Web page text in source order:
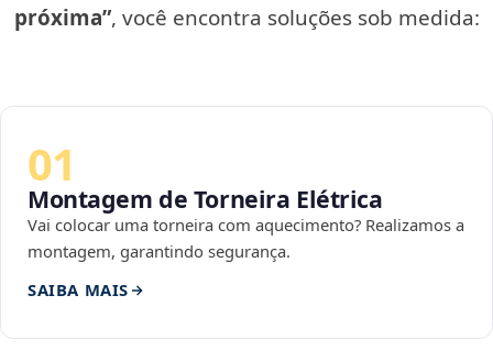
próxima”, você encontra soluções sob medida:
01
Montagem de Torneira Elétrica
Vai colocar uma torneira com aquecimento? Realizamos a
montagem, garantindo segurança.
SAIBA MAIS